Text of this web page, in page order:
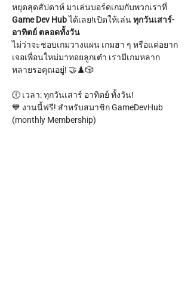
หยุดสุดสัปดาห์ มาเล่นบอร์ดเกมกับพวกเราที่
Game Dev Hub ได้เลย!เปิดให้เล่น ทุกวันเสาร์-
อาทิตย์ ตลอดทั้งวัน
ไม่ว่าจะชอบเกมวางแผน เกมฮา ๆ หรือแค่อยาก
เจอเพื่อนใหม่มาทอยลูกเต๋า เรามีเกมหลาก
หลายรอคุณอยู่! 🤝♟️🎲
🕕 เวลา: ทุกวันเสาร์ อาทิตย์ ทั้งวัน!
💙 งานนี้ฟรี! สำหรับสมาชิก GameDevHub
(monthly Membership)